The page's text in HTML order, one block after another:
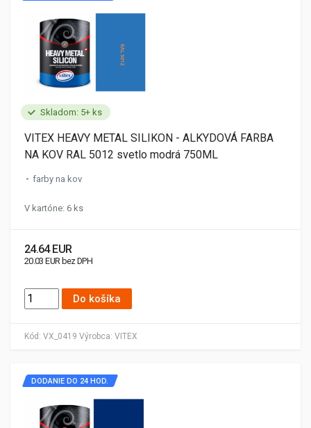
Skladom: 5+ ks
Kód: VX_0419 Výrobca: VITEX
VITEX HEAVY METAL SILIKON - ALKYDOVÁ FARBA
NA KOV RAL 5012 svetlo modrá 750ML
farby na kov
V kartóne: 6 ks
24.64 EUR
20.03 EUR bez DPH
Do košíka
DODANIE DO 24 HOD.